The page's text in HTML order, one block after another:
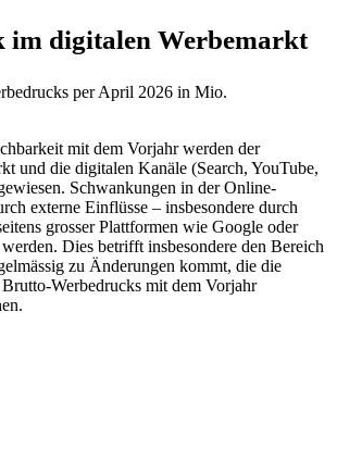
im digitalen Werbemarkt
per April 2026 in Mio.
mit dem Vorjahr werden der
und die digitalen Kanäle (Search, YouTube,
Schwankungen in der Online-
externe Einflüsse – insbesondere durch
grosser Plattformen wie Google oder
Dies betrifft insbesondere den Bereich
zu Änderungen kommt, die die
Werbedrucks mit dem Vorjahr